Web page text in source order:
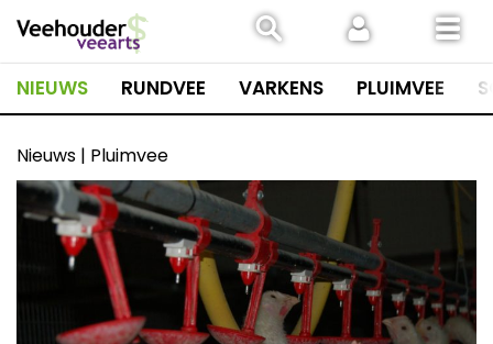
naar
inhoud
NIEUWS RUNDVEE VARKENS PLUIMVEE
Nieuws | Pluimvee